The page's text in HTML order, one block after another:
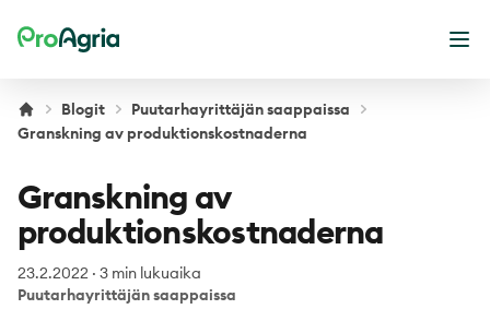
ProAgria
Blogit
Puutarhayrittäjän saappaissa
Granskning av produktionskostnaderna
Granskning av
produktionskostnaderna
23.2.2022 · 3 min lukuaika
Puutarhayrittäjän saappaissa